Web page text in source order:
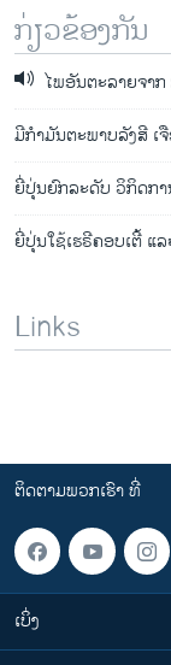
ກ່ຽວຂ້ອງກັນ
ໄພອັນຕະລາຍຈາ
ມີກໍາມັນຕະພາບລັງສີ ເ
ຍີ່ປຸ່ນຍົກລະດັບ ວິກິດກາ
ຍີ່ປຸ່ນໃຊ້ເຮຣີຄອບເຕີ້ ແ
Links
ຕິດຕາມພວກເຮົາ ທີ່
ເບິ່ງ